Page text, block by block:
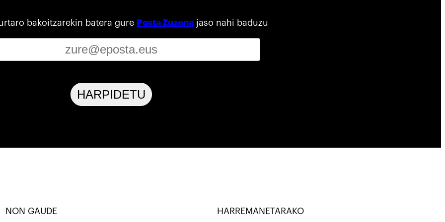
bakoitzarekin batera gure Posta Zuzena jaso nahi baduzu
HARPIDETU
NON GAUDE HARREMANETARAKO